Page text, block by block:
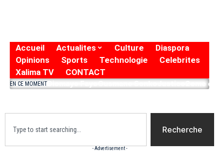
Accueil Actualites Culture
Diaspora
Opinions
Sports Technologie
Celebrites
Xalima TV
CONTACT
EN CE MOMENTDiomaye FayeOusmane SonkoJustice2eme
Recherche
- Advertisement -